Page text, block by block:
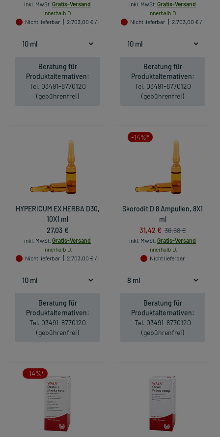
inkl. MwSt. Gratis-Versand
innerhalb D.
Nicht lieferbar
2.703,00 € / l
Beratung für
Produktalternativen:
Tel. 03491-8770120
(gebührenfrei)
inkl. MwSt. Gratis-Versand
innerhalb D.
Nicht lieferbar
2.703,00 € / l
Beratung für
Produktalternativen:
Tel. 03491-8770120
(gebührenfrei)
HYPERICUM EX HERBA D30,
10X1 ml
27,03 €
inkl. MwSt. Gratis-Versand
innerhalb D.
Nicht lieferbar
2.703,00 € / l
Beratung für
Produktalternativen:
Tel. 03491-8770120
(gebührenfrei)
-14%*
Skorodit D 8 Ampullen, 8X1
ml
31,42 € 36,68 €
inkl. MwSt. Gratis-Versand
innerhalb D.
Nicht lieferbar
Beratung für
Produktalternativen:
Tel. 03491-8770120
(gebührenfrei)
-14%*